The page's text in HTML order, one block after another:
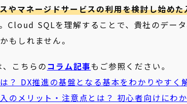
やマネージドサービスの利用を検討し始め
Cloud SQLを理解することで、貴社のデー
もしれません。
こちらの コラム記事もご参照ください。
？ DX推進の基盤となる基本をわかりやすく
のメリット・注意点とは？ 初心者向けにわ